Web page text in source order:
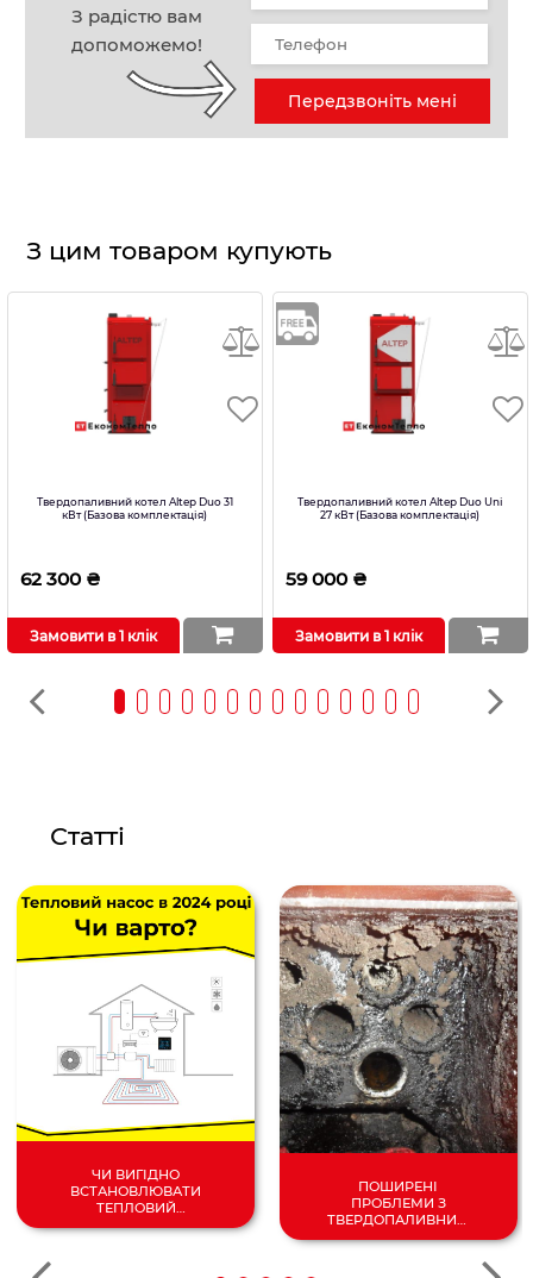
З радістю вам
допоможемо!
Передзвоніть мені
З цим товаром купують
Твердопаливний котел Altep Duo 31
кВт (Базова комплектація)
62 300 ₴
Замовити в 1 клік
Твердопаливний котел Altep Duo Uni
27 кВт (Базова комплектація)
59 000 ₴
Замовити в 1 клік
Статті
ЧИ ВИГІДНО
ВСТАНОВЛЮВАТИ
ТЕПЛОВИЙ
НАСОС У 2024
ПОШИРЕНІ
ПРОБЛЕМИ З
ТВЕРДОПАЛИВНИМ
КОТЛОМ